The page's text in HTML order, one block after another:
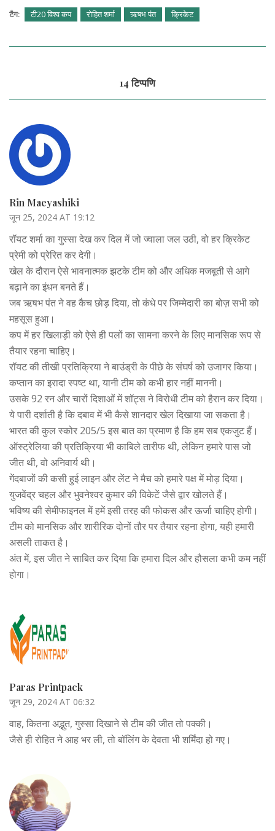
टैग: टी20 विश्व कप रोहित शर्मा ऋषभ पंत क्रिकेट
14 टिप्पणि
Rin Maeyashiki
जून 25, 2024 AT 19:12
रॉयट शर्मा का गुस्सा देख कर दिल में जो ज्वाला जल उठी, वो हर क्रिकेट
प्रेमी को प्रेरित कर देगी।
खेल के दौरान ऐसे भावनात्मक झटके टीम को और अधिक मजबूती से आगे
बढ़ाने का इंधन बनते हैं।
जब ऋषभ पंत ने वह कैच छोड़ दिया, तो कंधे पर जिम्मेदारी का बोज़ सभी को
महसूस हुआ।
कप में हर खिलाड़ी को ऐसे ही पलों का सामना करने के लिए मानसिक रूप से
तैयार रहना चाहिए।
रॉयट की तीखी प्रतिक्रिया ने बाउंड्री के पीछे के संघर्ष को उजागर किया।
कप्तान का इरादा स्पष्ट था, यानी टीम को कभी हार नहीं माननी।
उसके 92 रन और चारों दिशाओं में शॉट्स ने विरोधी टीम को हैरान कर दिया।
ये पारी दर्शाती है कि दबाव में भी कैसे शानदार खेल दिखाया जा सकता है।
भारत की कुल स्कोर 205/5 इस बात का प्रमाण है कि हम सब एकजुट हैं।
ऑस्ट्रेलिया की प्रतिक्रिया भी काबिले तारीफ थी, लेकिन हमारे पास जो
जीत थी, वो अनिवार्य थी।
गेंदबाजों की कसी हुई लाइन और लेंट ने मैच को हमारे पक्ष में मोड़ दिया।
युजवेंद्र चहल और भुवनेश्वर कुमार की विकेटें जैसे द्वार खोलते हैं।
भविष्य की सेमीफाइनल में हमें इसी तरह की फोकस और ऊर्जा चाहिए होगी।
टीम को मानसिक और शारीरिक दोनों तौर पर तैयार रहना होगा, यही हमारी
असली ताकत है।
अंत में, इस जीत ने साबित कर दिया कि हमारा दिल और हौसला कभी कम नहीं
होगा।
Paras Printpack
जून 29, 2024 AT 06:32
वाह, कितना अद्भुत, गुस्सा दिखाने से टीम की जीत तो पक्की।
जैसे ही रोहित ने आह भर ली, तो बॉलिंग के देवता भी शर्मिंदा हो गए।